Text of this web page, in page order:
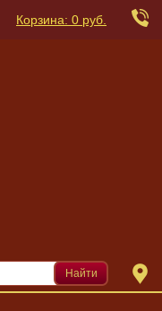
Корзина: 0 руб.
Найти